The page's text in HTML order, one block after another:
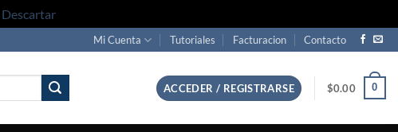
Descartar
Mi Cuenta Tutoriales Facturacion Contacto
ACCEDER / REGISTRARSE $0.00 0